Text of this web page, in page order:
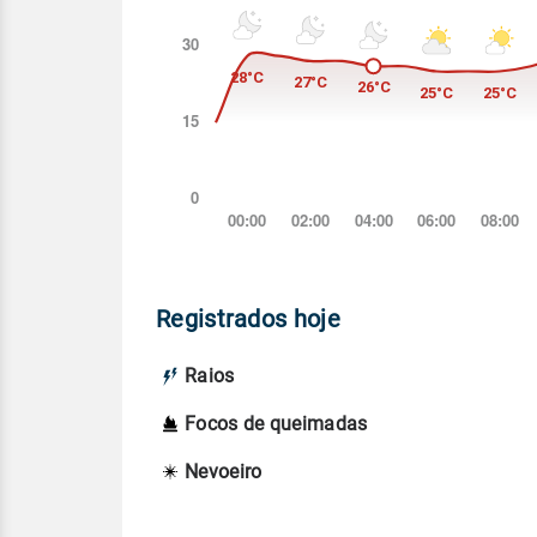
Registrados hoje
Raios
Focos de queimadas
Nevoeiro